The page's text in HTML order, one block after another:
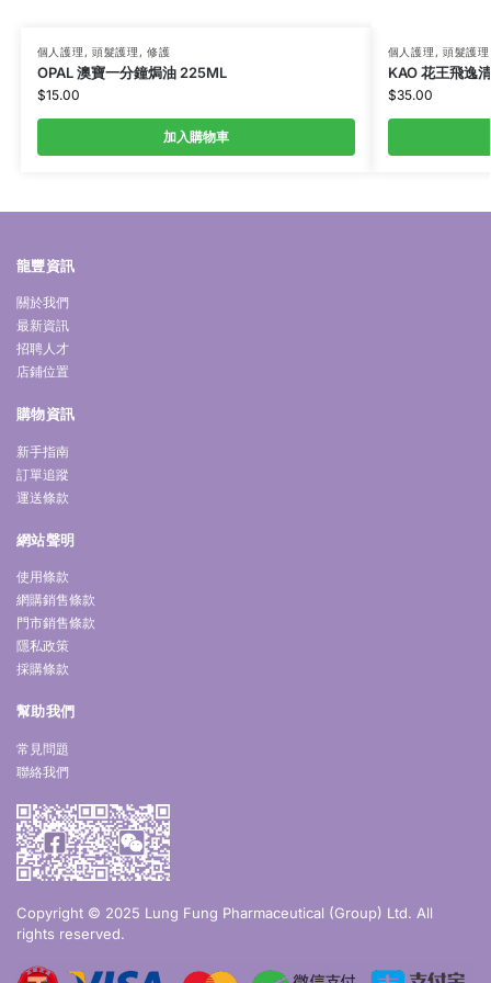
個人護理 , 頭髮護理 ,修護
OPAL 澳寶一分鐘焗油 225ML
$15.00
加入購物車
個人護理 , 頭髮護理
KAO 花王飛逸
$35.00
龍豐資訊
關於我們
最新資訊
招聘人才
店鋪位置
購物資訊
新手指南
訂單追蹤
運送條款
網站聲明
使用條款
網購銷售條款
門市銷售條款
隱私政策
採購條款
幫助我們
常見問題
聯絡我們
Copyright © 2025 Lung Fung Pharmaceutical (Group) Ltd. All
rights reserved.